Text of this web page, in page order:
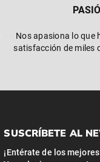
Nos apasiona lo que
satisfacción de miles
SUSCRÍBETE AL
¡Entérate de los